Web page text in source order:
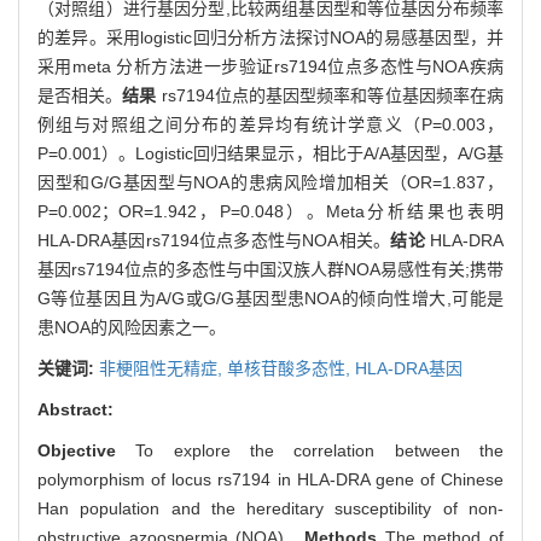
（对照组）进行基因分型,比较两组基因型和等位基因分布频率
的差异。采用logistic回归分析方法探讨NOA的易感基因型，并
采用meta 分析方法进一步验证rs7194位点多态性与NOA疾病
是否相关。结果 rs7194位点的基因型频率和等位基因频率在病
例组与对照组之间分布的差异均有统计学意义（P=0.003，
P=0.001）。Logistic回归结果显示，相比于A/A基因型，A/G基
因型和G/G基因型与NOA的患病风险增加相关（OR=1.837，
P=0.002；OR=1.942，P=0.048）。Meta分析结果也表明
HLA-DRA基因rs7194位点多态性与NOA相关。结论HLA-DRA
基因rs7194位点的多态性与中国汉族人群NOA易感性有关;携带
G等位基因且为A/G或G/G基因型患NOA的倾向性增大,可能是
患NOA的风险因素之一。
关键词: 非梗阻性无精症, 单核苷酸多态性, HLA-DRA基因
Abstract:
Objective To explore the correlation between the
polymorphism of locus rs7194 in HLA-DRA gene of Chinese
Han population and the hereditary susceptibility of non-
obstructive azoospermia (NOA). Methods The method of